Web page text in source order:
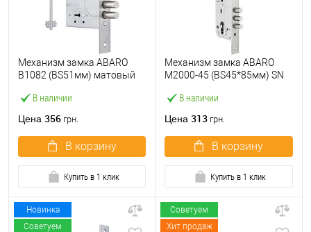
В наличии
Механизм замка ABARO
B1082 (BS51мм) матовый
Цена 356 грн.
В корзину
Купить в 1 клик
В наличии
Механизм замка ABARO
M2000-45 (BS45*85мм) SN
Цена 313 грн.
В корзину
Купить в 1 клик
Новинка
Советуем
Советуем
Хит продаж